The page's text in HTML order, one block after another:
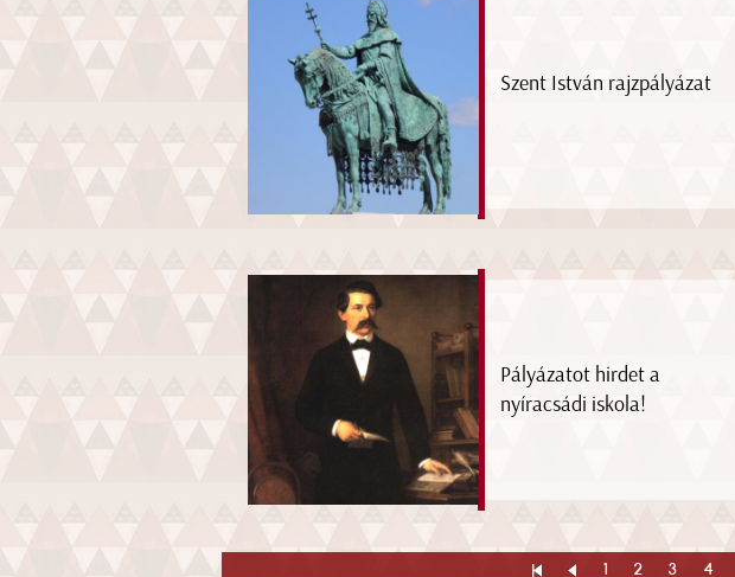
Szent István rajzpályázat
Pályázatot hirdet a
nyíracsádi iskola!
1 2 3 4